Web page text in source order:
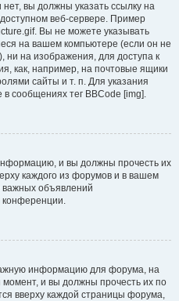
вы должны указать ссылку на
веб-сервере. Пример
Вы не можете указывать
на вашем компьютере (если он не
на изображения, для доступа к
как, например, на почтовые ящики
сайты и т. п. Для указания
сообщениях тег BBCode [img].
и вы должны прочесть их
каждого из форумов и в вашем
объявлений
конференции.
информацию для форума, на
и вы должны прочесть их по
вверху каждой страницы форума,